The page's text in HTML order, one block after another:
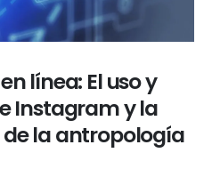
línea: El uso y
Instagram y la
la antropología